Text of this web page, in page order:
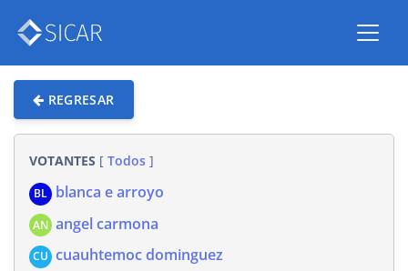
REGRESAR
VOTANTES [ Todos ]
BL blanca e arroyo
AN angel carmona
CU cuauhtemoc dominguez